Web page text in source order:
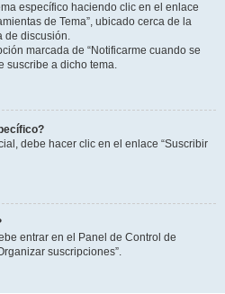
específico haciendo clic en el enlace
de Tema”, ubicado cerca de la
de discusión.
marcada de “Notificarme cuando se
suscribe a dicho tema.
debe hacer clic en el enlace “Suscribir
entrar en el Panel de Control de
suscripciones”.